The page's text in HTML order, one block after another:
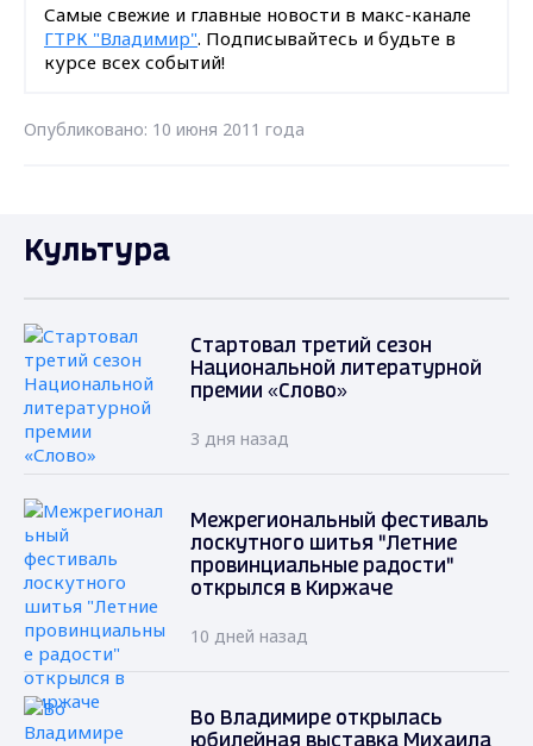
Самые свежие и главные новости в макс-канале
ГТРК "Владимир". Подписывайтесь и будьте в
курсе всех событий!
Опубликовано: 10 июня 2011 года
Культура
Стартовал третий сезон
Национальной литературной
премии «Слово»
3 дня назад
Межрегиональный фестиваль
лоскутного шитья "Летние
провинциальные радости"
открылся в Киржаче
10 дней назад
Во Владимире открылась
юбилейная выставка Михаила